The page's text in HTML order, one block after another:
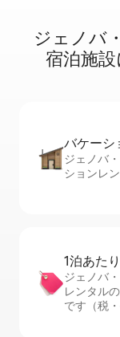
ジェノバ
宿⁠泊⁠施⁠
バケーシ
ジェノバ
ションレ
1泊あた
ジェノバ
レンタル
です（税